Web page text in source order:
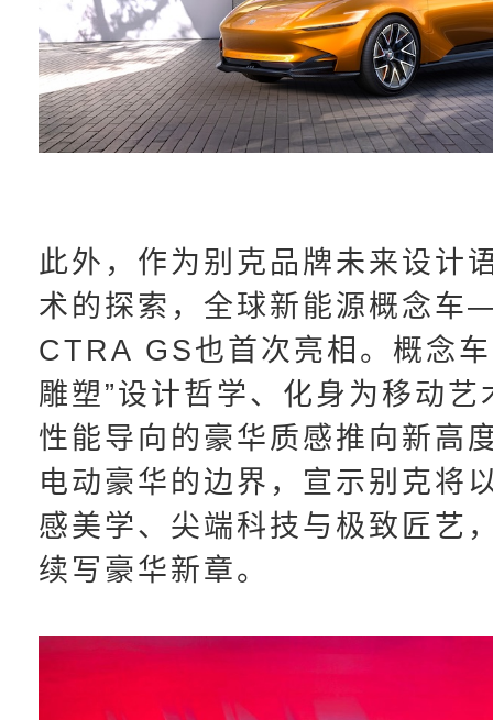
此外，作为别克品牌未来设计
术的探索，全球新能源概念
CTRA GS也首次亮相。概念
雕塑”设计哲学、化身为移动艺
性能导向的豪华质感推向新高
电动豪华的边界，宣示别克将
感美学、尖端科技与极致匠艺
续写豪华新章。